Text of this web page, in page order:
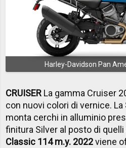
Harley-Davidson Pan
CRUISER La gamma Cruiser
con nuovi colori di vernice. La
monta cerchi in alluminio
finitura Silver al posto di quelli
Classic 114 m.y. 2022viene